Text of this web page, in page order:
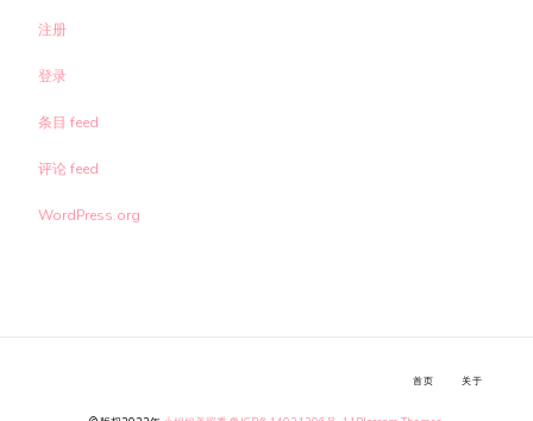
注册
登录
条目 feed
评论 feed
WordPress.org
首页 关于